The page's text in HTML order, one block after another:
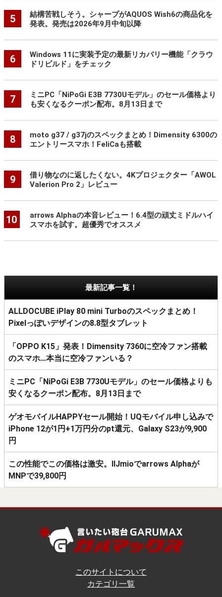
5
結構苦戦しそう。シャープがAQUOS Wish6の商品化を
発表。発売は2026年9月中旬以降
6
Windows 11に実装予定の最新リカバリー機能「クラウ
ドリビルド」をチェック
7
ミニPC「NiPoGi E3B 7730Uモデル」のセール価格より
も安くなるクーポン配布。8月13日まで
8
moto g37 / g37jのスペックまとめ！Dimensity 6300の
エントリースマホ！FeliCaも搭載
9
借り物なのに返したくない。4Kプロジェクター「AWOL
Valerion Pro 2」レビュー
10
arrows Alphaの本音レビュー！6.4型の頑丈ミドルハイ
スマホを試す。超優秀でオススメ
最新記事一覧！
ALLDOCUBE iPlay 80 mini Turboのスペックまとめ！
Pixelっぽいデザインの8.8型タブレット
「OPPO K15」発表！Dimensity 7360に空冷ファン搭載
のスマホ…本当に空冷ファンいる？
ミニPC「NiPoGi E3B 7730Uモデル」のセール価格よりも
安くなるクーポン配布。8月13日まで
ゲオモバイルHAPPYセール開始！UQモバイル申し込みで
iPhone 12が1円+1万円分のpt還元、Galaxy S23が9,900
円
この性能でこの価格は激安。IIJmioでarrows Alphaが
MNPで39,800円
このサイトについて
カテゴリ一覧